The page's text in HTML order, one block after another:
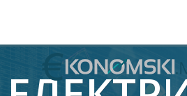
АКТУЕЛНО